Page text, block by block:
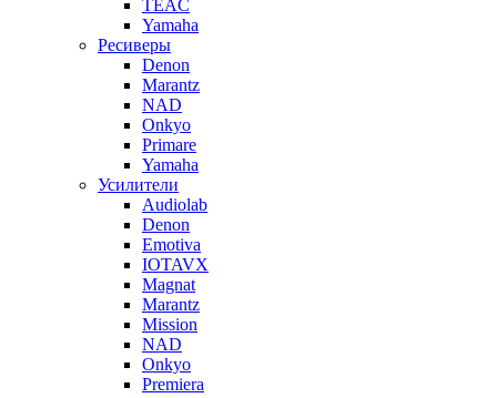
TEAC
Yamaha
Ресиверы
Denon
Marantz
NAD
Onkyo
Primare
Yamaha
Усилители
Audiolab
Denon
Emotiva
IOTAVX
Magnat
Marantz
Mission
NAD
Onkyo
Premiera